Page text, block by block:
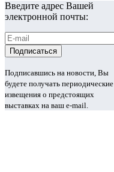
Введите адрес Вашей
электронной почты:
Подписавшись на новости, Вы
будете получать периодические
извещения о предстоящих
выставках на ваш e-mail.